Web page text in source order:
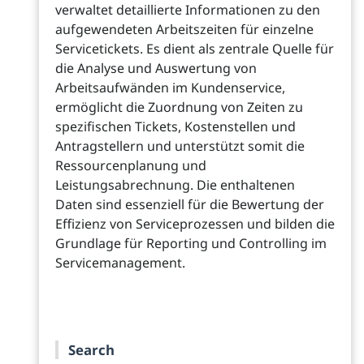
verwaltet detaillierte Informationen zu den
aufgewendeten Arbeitszeiten für einzelne
Servicetickets. Es dient als zentrale Quelle für
die Analyse und Auswertung von
Arbeitsaufwänden im Kundenservice,
ermöglicht die Zuordnung von Zeiten zu
spezifischen Tickets, Kostenstellen und
Antragstellern und unterstützt somit die
Ressourcenplanung und
Leistungsabrechnung. Die enthaltenen
Daten sind essenziell für die Bewertung der
Effizienz von Serviceprozessen und bilden die
Grundlage für Reporting und Controlling im
Servicemanagement.
Search